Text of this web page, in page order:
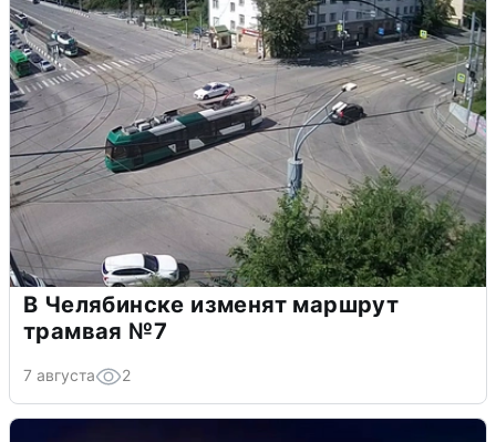
В Челябинске изменят маршрут
трамвая №7
7 августа 2